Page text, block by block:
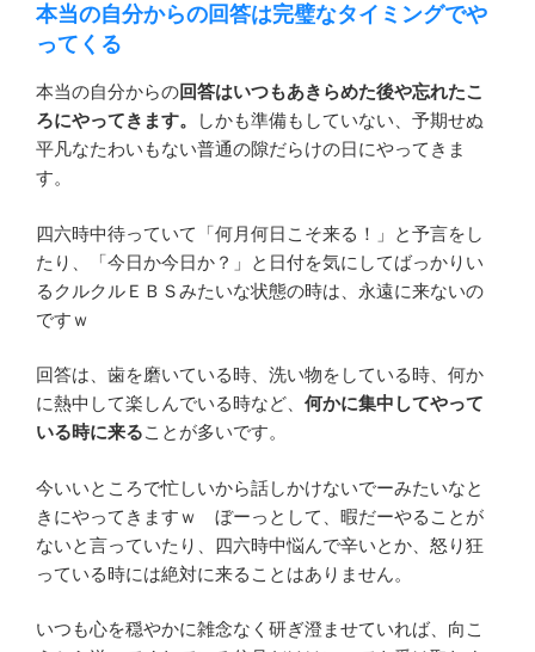
本当の自分からの回答は完璧なタイミングでや
ってくる
本当の自分からの回答はいつもあきらめた後や忘れたこ
ろにやってきます。
しかも準備もしていない、予期せぬ
平凡なたわいもない普通の隙だらけの日にやってきま
す。
四六時中待っていて「何月何日こそ来る！」と予言をし
たり、「今日か今日か？」と日付を気にしてばっかりい
るクルクルＥＢＳみたいな状態の時は、永遠に来ないの
ですｗ
回答は、歯を磨いている時、洗い物をしている時、何か
に熱中して楽しんでいる時など、 何かに集中してやって
いる時に来ることが多いです。
今いいところで忙しいから話しかけないでーみたいなと
きにやってきますｗ ぼーっとして、暇だーやることが
ないと言っていたり、四六時中悩んで辛いとか、怒り狂
っている時には絶対に来ることはありません。
いつも心を穏やかに雑念なく研ぎ澄ませていれば、向こ